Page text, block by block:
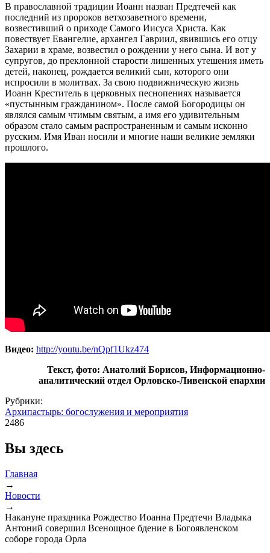
В православной традиции Иоанн назван Предтечей как
последний из пророков ветхозаветного времени,
возвестивший о приходе Самого Иисуса Христа. Как
повествует Евангелие, архангел Гавриил, явившись его отцу
Захарии в храме, возвестил о рождении у него сына. И вот у
супругов, до преклонной старости лишенных утешения иметь
детей, наконец, рождается великий сын, которого они
испросили в молитвах. За свою подвижническую жизнь
Иоанн Креститель в церковных песнопениях называется
«пустынным гражданином». После самой Богородицы он
являлся самым чтимым святым, а имя его удивительным
образом стало самым распространенным и самым исконно
русским. Имя Иван носили и многие наши великие земляки
прошлого.
Видео: http://youtu.be/nQpf1Ukz474
Текст, фото: Анатолий Борисов, Информационно-
аналитический отдел Орловско-Ливенской епархии
Рубрики:
Архипастырь: богослужения и мероприятия
2486
Вы здесь
Главная
→
Новости
→
Накануне праздника Рождество Иоанна Предтечи Владыка
Антоний совершил Всенощное бдение в Богоявленском
соборе города Орла